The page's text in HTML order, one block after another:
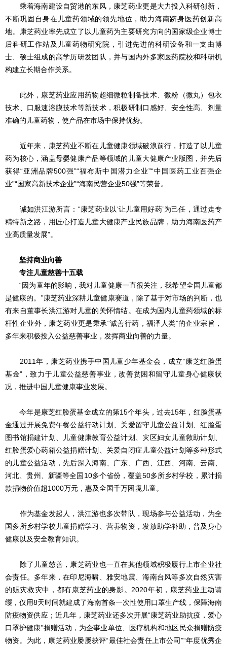
乘着海南建设自贸港的东风，康芝药业更是大力投入科研创新，
不断巩固自身在儿童药领域的领先地位，助力海南跻身医药创新高
地。康芝药业率先成立了以儿童药为主要研究方向的国家级企业博士
后科研工作站及儿童药物研究院，引进先进的科研设备和一支由博
士、硕士组成的高学历研发团队，并与国内外多家医药院校和科研机
构建立长期合作关系。
此外，康芝药业应用药物超细微粒制备技术、微粉（微丸）包衣
技术、口服速溶膜技术等新技术，积极研制口感好、安全性高、剂量
准确的儿童药物，使产品在市场中保持优势。
近年来，康芝药业不断在儿童健康领域破浪前行，打造了以儿童
药为核心，涵盖母婴健康产品等领域的儿童大健康产业版图，并先后
获得“亚洲品牌500强”“福布斯中国潜力企业”“中国医药工业百强企
业”“国家高新技术企业”“海南民营企业50强”等荣誉。
诚如洪江游所言：“康芝药业以‘让儿童用好药’为己任，通过走专
精特新之路，用匠心打造儿童大健康产业民族品牌，助力海南医药产
业高质量发展”。
坚持商业向善
专注儿童慈善十五载
“因为童年的影响，我对儿童健康一直很关注，我希望全国儿童都
是健康的。”康芝药业深耕儿童健康赛道，除了基于对市场的判断，也
有来自董事长洪江游对儿童的关怀情结。在成为国内儿童药领域的标
杆性企业外，康芝药业更是秉承“诚善行药，福泽人类”的企业宗旨，
多年来积极投入公益慈善事业，发挥商业向善的力量。
2011年，康芝药业携手中国儿童少年基金会，成立“康芝红脸蛋
基金”，致力于儿童公益慈善事业，改善贫困和留守儿童身心健康状
况，推进中国儿童健康事业发展。
今年是康芝红脸蛋基金成立的第15个年头，过去15年，红脸蛋基
金通过开展免费午餐公益行动计划、关爱留守儿童公益计划、红脸蛋
图书馆捐建计划、儿童健康教育公益计划、灾区妇女儿童救助计划、
红脸蛋爱心药箱公益捐赠计划、关爱自闭症儿童公益计划等多种形式
的儿童公益活动，先后深入海南、广东、广西、江西、河南、云南、
河北、贵州、新疆等全国10多个省份，覆盖50多所乡村学校，累计捐
款捐物价值超1000万元，惠及全国千万困境儿童。
作为基金发起人，洪江游也多次带队，现场参与公益活动，为全
国多所乡村学校儿童捐赠学习、营养物资，发放助学补助，普及身心
健康以及安全教育知识。
除了儿童慈善，康芝药业也一直在其他领域积极履行上市企业社
会责任。多年来，在印尼海啸、雅安地震、海南台风等多次自然灾害
的赈灾救灾中，都有康芝药业的身影。2020年初，康芝药业主动请
缨，仅用8天时间就建成了海南首条一次性使用口罩生产线，保障海南
防疫物资供应；近几年，康芝药业还多次开展“康芝药业助抗疫，爱心
口罩护健康”捐赠活动，为企事业单位、医疗机构和地区民众捐赠防疫
物资。为此，康芝药业屡屡获评“最佳社会责任上市公司”“年度优秀企